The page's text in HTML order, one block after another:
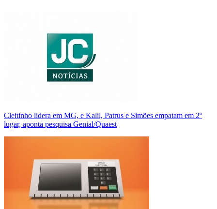
Cleitinho lidera em MG, e Kalil, Patrus e Simões empatam em 2º
lugar, aponta pesquisa Genial/Quaest